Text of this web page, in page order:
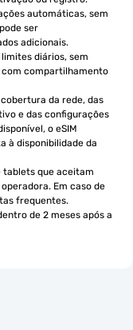
automáticas, sem
ser
adicionais.
diários, sem
compartilhamento
da rede, das
e das configurações
o eSIM
à disponibilidade da
tablets que aceitam
Em caso de
frequentes.
de 2 meses após a